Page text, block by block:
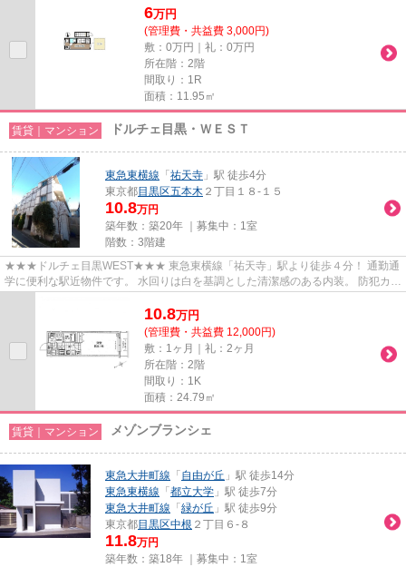
6万円
(管理費・共益費 3,000円)
敷：0万円｜礼：0万円
所在階：2階
間取り：1R
面積：11.95㎡
賃貸｜マンション ドルチェ目黒・ＷＥＳＴ
東急東横線 「 祐天寺 」駅 徒歩4分
東京都目黒区五本木 ２丁目１８-１５
10.8万円
築年数：築20年 ｜募集中： 1室
階数：3階建
★★★ドルチェ目黒WEST★★★ 東急東横線「祐天寺」駅より徒歩４分！ 通勤通
学に便利な駅近物件です。 水回りは白を基調とした清潔感のある内装。 防犯カメ
10.8万円
(管理費・共益費 12,000円)
敷：1ヶ月｜礼：2ヶ月
所在階：2階
間取り：1K
面積：24.79㎡
賃貸｜マンション メゾンブランシェ
東急大井町線 「 自由が丘 」駅 徒歩14分
東急東横線 「 都立大学 」駅 徒歩7分
東急大井町線 「 緑が丘 」駅 徒歩9分
東京都目黒区中根 ２丁目６-８
11.8万円
築年数：築18年 ｜募集中： 1室